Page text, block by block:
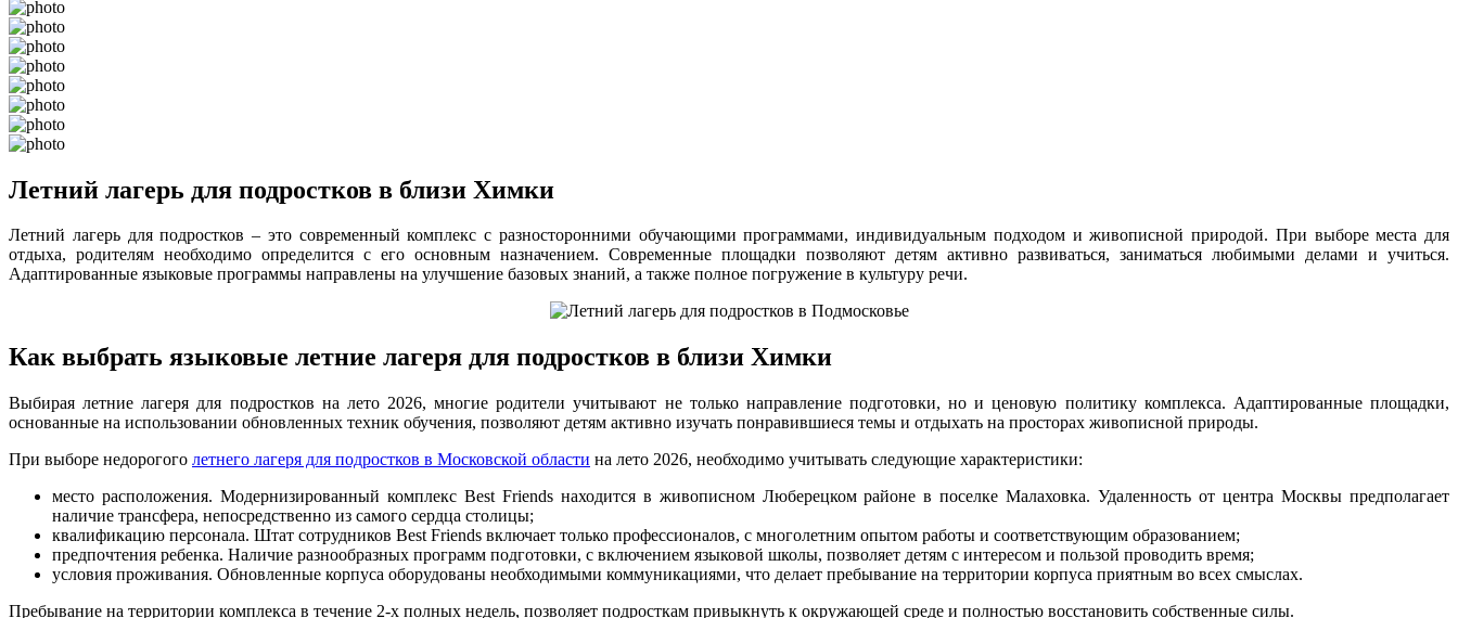
Летний лагерь для подростков в близи Химки
Летний лагерь для подростков – это современный комплекс с разносторонними обучающими программами, индивидуальным подходом и живописной природой. При выборе места для
отдыха, родителям необходимо определится с его основным назначением. Современные площадки позволяют детям активно развиваться, заниматься любимыми делами и учиться.
Адаптированные языковые программы направлены на улучшение базовых знаний, а также полное погружение в культуру речи.
Как выбрать языковые летние лагеря для подростков в близи Химки
Выбирая летние лагеря для подростков на лето 2026, многие родители учитывают не только направление подготовки, но и ценовую политику комплекса. Адаптированные площадки,
основанные на использовании обновленных техник обучения, позволяют детям активно изучать понравившиеся темы и отдыхать на просторах живописной природы.
При выборе недорогого летнего лагеря для подростков в Московской области на лето 2026, необходимо учитывать следующие характеристики:
место расположения. Модернизированный комплекс Best Friends находится в живописном Люберецком районе в поселке Малаховка. Удаленность от центра Москвы предполагает
наличие трансфера, непосредственно из самого сердца столицы;
квалификацию персонала. Штат сотрудников Best Friends включает только профессионалов, с многолетним опытом работы и соответствующим образованием;
предпочтения ребенка. Наличие разнообразных программ подготовки, с включением языковой школы, позволяет детям с интересом и пользой проводить время;
условия проживания. Обновленные корпуса оборудованы необходимыми коммуникациями, что делает пребывание на территории корпуса приятным во всех смыслах.
Пребывание на территории комплекса в течение 2-х полных недель, позволяет подросткам привыкнуть к окружающей среде и полностью восстановить собственные силы.